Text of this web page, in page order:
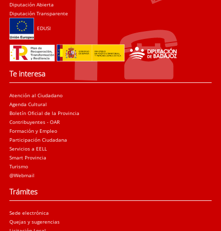
Diputación Abierta
Diputación Transparente
EDUSI
Te interesa
Atención al Ciudadano
Agenda Cultural
Boletín Oficial de la Provincia
Contribuyentes - OAR
Formación y Empleo
Participación Ciudadana
Servicios a EELL
Smart Provincia
Turismo
@Webmail
Trámites
Sede electrónica
Quejas y sugerencias